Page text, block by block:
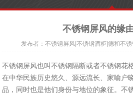
不锈钢屏风的缘
发布者：不锈钢屏风|不锈钢酒柜|德和不
不锈钢屏风也叫不锈钢隔断或者不锈钢花
在中华民族历史悠久、源远流长、家喻户
品，同时也是他们身份与地位的象征。不